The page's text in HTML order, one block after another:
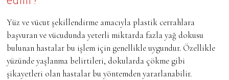
Yüz ve vücut şekillendirme amacıyla plastik cerrahlara
başvuran ve vücudunda yeterli miktarda fazla yağ dokusu
bulunan hastalar bu işlem için genellikle uygundur. Özellikle
yüzünde yaşlanma belirtileri, dokularda çökme gibi
şikayetleri olan hastalar bu yöntemden yararlanabilir.